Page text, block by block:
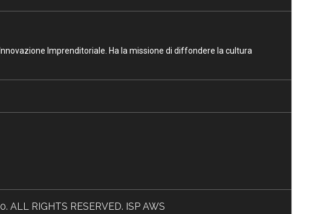
Imprenditoriale. Ha la missione di diffondere la cultura
RIGHTS RESERVED. ISP AWS